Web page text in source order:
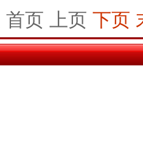
首页 上页 下页